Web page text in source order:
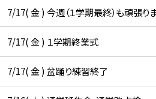
7/17( 金 ) 今週（１学期最終）も頑張り
7/17( 金 ) １学期終業式
7/17( 金 ) 盆踊り練習終了